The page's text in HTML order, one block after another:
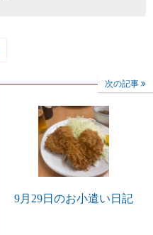
次の記事
9月29日のお小遣い日記